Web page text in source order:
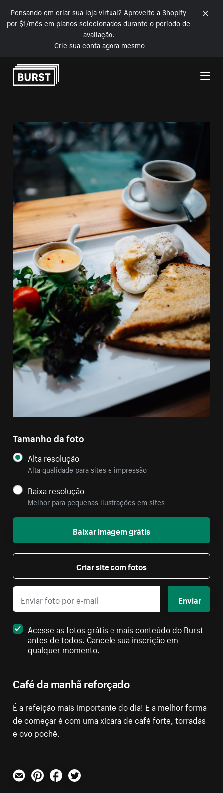
Pensando em criar sua loja virtual? Aproveite a Shopify
por $1/mês em planos selecionados durante o período de
avaliação.
Crie sua conta agora mesmo
Pular para o conteúdo
Café da manhã reforçado
É a refeição mais importante do dia! E a melhor forma
de começar é com uma xícara de café forte, torradas
e ovo pochê.
Tamanho da foto
Alta resolução
Alta qualidade para sites e impressão
Baixa resolução
Melhor para pequenas ilustrações em sites
Baixar imagem grátis
Criar site com fotos
Enviar
Acesse as fotos grátis e mais conteúdo do Burst
antes de todos. Cancele sua inscrição em
qualquer momento.
E-mailPinterestFacebookTwitter